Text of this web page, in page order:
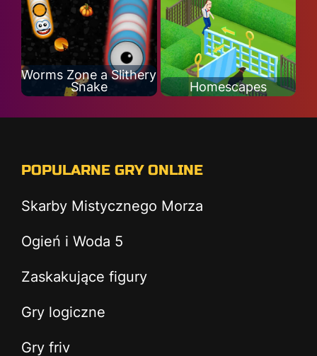
Worms Zone a Slithery
Snake
Homescapes
POPULARNE GRY ONLINE
Skarby Mistycznego Morza
Ogień i Woda 5
Zaskakujące figury
Gry logiczne
Gry friv